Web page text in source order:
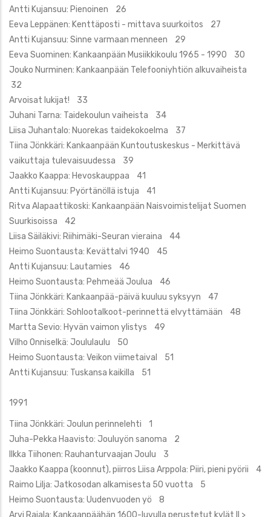
Antti Kujansuu: Pienoinen 26
Eeva Leppänen: Kenttäposti - mittava suurkoitos 27
Antti Kujansuu: Sinne varmaan menneen 29
Eeva Suominen: Kankaanpään Musiikkikoulu 1965 - 1990 30
Jouko Nurminen: Kankaanpään Telefooniyhtiön alkuvaiheista
32
Arvoisat lukijat! 33
Juhani Tarna: Taidekoulun vaiheista 34
Liisa Juhantalo: Nuorekas taidekokoelma 37
Tiina Jönkkäri: Kankaanpään Kuntoutuskeskus - Merkittävä
vaikuttaja tulevaisuudessa 39
Jaakko Kaappa: Hevoskauppaa 41
Antti Kujansuu: Pyörtänöllä istuja 41
Ritva Alapaattikoski: Kankaanpään Naisvoimistelijat Suomen
Suurkisoissa 42
Liisa Säiläkivi: Riihimäki-Seuran vieraina 44
Heimo Suontausta: Kevättalvi 1940 45
Antti Kujansuu: Lautamies 46
Heimo Suontausta: Pehmeää Joulua 46
Tiina Jönkkäri: Kankaanpää-päivä kuuluu syksyyn 47
Tiina Jönkkäri: Sohlootalkoot-perinnettä elvyttämään 48
Martta Sevio: Hyvän vaimon ylistys 49
Vilho Onniselkä: Joululaulu 50
Heimo Suontausta: Veikon viimetaival 51
Antti Kujansuu: Tuskansa kaikilla 51
1991
Tiina Jönkkäri: Joulun perinnelehti 1
Juha-Pekka Haavisto: Jouluyön sanoma 2
Ilkka Tiihonen: Rauhanturvaajan Joulu 3
Jaakko Kaappa (koonnut), piirros Liisa Arppola: Piiri, pieni pyörii 4
Raimo Lilja: Jatkosodan alkamisesta 50 vuotta 5
Heimo Suontausta: Uudenvuoden yö 8
Arvi Rajala: Kankaanpäähän 1600-luvulla perustetut kylät II >